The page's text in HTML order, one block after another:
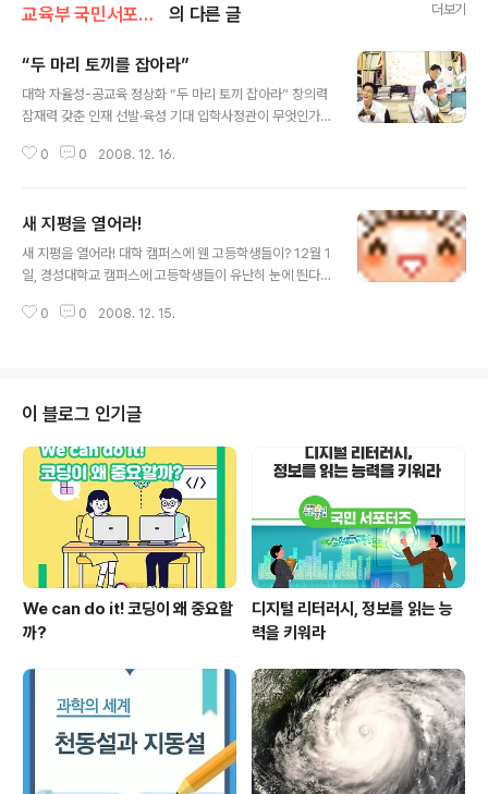
교육부 국민서포터즈 의 다른 글 더보기
“두 마리 토끼를 잡아라”
대학 자율성-공교육 정상화 “두 마리 토끼 잡아라” 창의력
잠재력 갖춘 인재 선발·육성 기대 입학사정관이 무엇인가
료를 종합적으로 심사한 후 학생의 잠재력 및 소질을 평가
학생을 선발하는 제도를 의미한다. 새 정부는 ‘대입 3단계
자율화’ 방안을 수립하여 공교육에 미치는 부작용을 최소
화하면서 대학의 자율적인 학생 선발권을 점진적으로 보장
대학의 학생 선발의 자율성과 공교육 정상화라는 두 가치
0 0 2008. 12. 16.
새 지평을 열어라!
새 지평을 열어라! 대학 캠퍼스에 웬 고등학생들이? 12월 1
일, 경성대학교 캠퍼스에 고등학생들이 유난히 눈에 띈다.
터 학점 따러 왔어요." 알고 보니 오늘이 개강식이다. '아니,
룬 고3 학생들에게, 대학 수업을 미리 들어보게 함으로써
학점도 얻고, 대학 문화도 미리 경험해보고, 자신에게 맞는
전공이 무엇인지 탐색해 볼 수 있는 프로그램이다. 얼마 전
있었던 수강신청 기간에는, 무려 1시간 만에 모든 과목의
수강인원이 마감되었다. 개강식 날, 고3 학생들이 하나둘
0 0 2008. 12. 15.
이 블로그 인기글
We can do it! 코딩이 왜 중요할
까?
디지털 리터러시, 정보를 읽는 능
력을 키워라